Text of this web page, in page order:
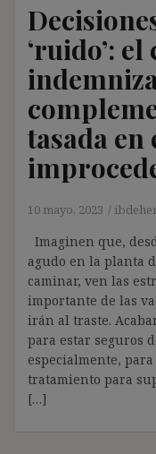
‘ruido’:
tasada en
10 mayo, 2023
Imaginen que,
agudo en la planta
caminar, ven las
importante de las
irán al traste.
para estar seguros
especialmente,
tratamiento para
[…]